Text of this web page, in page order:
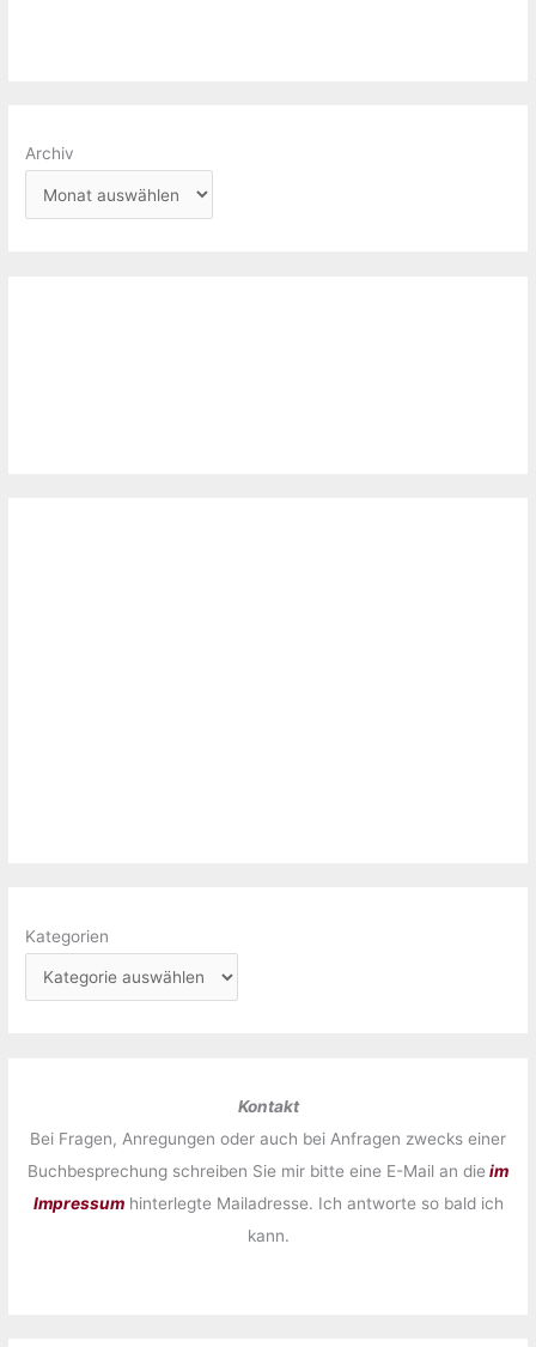
Archiv
Kategorien
Kontakt
Bei Fragen, Anregungen oder auch bei Anfragen zwecks einer
Buchbesprechung schreiben Sie mir bitte eine E-Mail an die im
Impressumhinterlegte Mailadresse. Ich antworte so bald ich
kann.